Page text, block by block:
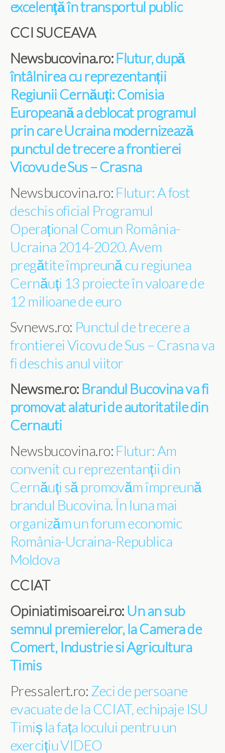
excelenţă în transportul public
CCI SUCEAVA
Newsbucovina.ro:Flutur, după
întâlnirea cu reprezentanții
Regiunii Cernăuți: Comisia
Europeană a deblocat programul
prin care Ucraina modernizează
punctul de trecere a frontierei
Vicovu de Sus – Crasna
Newsbucovina.ro: Flutur: A fost
deschis oficial Programul
Operațional Comun România-
Ucraina 2014-2020. Avem
pregătite împreună cu regiunea
Cernăuți 13 proiecte în valoare de
12 milioane de euro
Svnews.ro: Punctul de trecere a
frontierei Vicovu de Sus – Crasna va
fi deschis anul viitor
Newsme.ro: Brandul Bucovina va fi
promovat alaturi de autoritatile din
Cernauti
Newsbucovina.ro: Flutur: Am
convenit cu reprezentanții din
Cernăuți să promovăm împreună
brandul Bucovina. În luna mai
organizăm un forum economic
România-Ucraina-Republica
Moldova
CCIAT
Opiniatimisoarei.ro: Un an sub
semnul premierelor, la Camera de
Comert, Industrie si Agricultura
Timis
Pressalert.ro: Zeci de persoane
evacuate de la CCIAT, echipaje ISU
Timiș la fața locului pentru un
exercițiu VIDEO